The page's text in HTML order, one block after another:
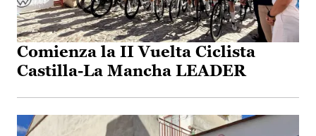
Comienza la II Vuelta Ciclista
Castilla-La Mancha LEADER